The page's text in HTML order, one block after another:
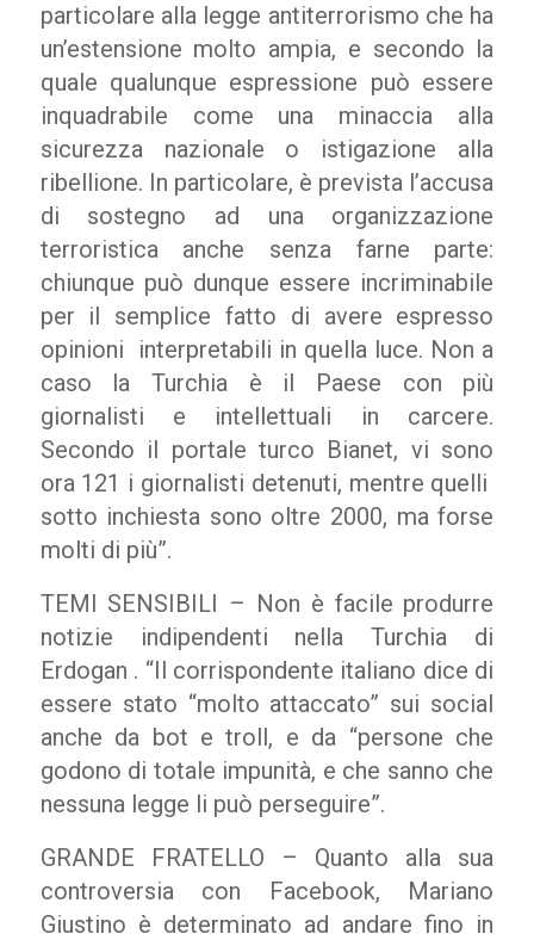
particolare alla legge antiterrorismo che ha
un’estensione molto ampia, e secondo la
quale qualunque espressione può essere
inquadrabile come una minaccia alla
sicurezza nazionale o istigazione alla
ribellione. In particolare, è prevista l’accusa
di sostegno ad una organizzazione
terroristica anche senza farne parte:
chiunque può dunque essere incriminabile
per il semplice fatto di avere espresso
opinioni interpretabili in quella luce. Non a
caso la Turchia è il Paese con più
giornalisti e intellettuali in carcere.
Secondo il portale turco Bianet, vi sono
ora 121 i giornalisti detenuti, mentre quelli
sotto inchiesta sono oltre 2000, ma forse
molti di più”.
TEMI SENSIBILI – Non è facile produrre
notizie indipendenti nella Turchia di
Erdogan . “Il corrispondente italiano dice di
essere stato “molto attaccato” sui social
anche da bot e troll, e da “persone che
godono di totale impunità, e che sanno che
nessuna legge li può perseguire”.
GRANDE FRATELLO – Quanto alla sua
controversia con Facebook, Mariano
Giustino è determinato ad andare fino in